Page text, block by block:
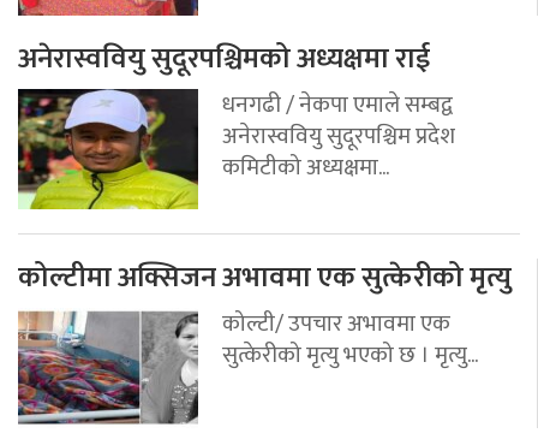
अनेरास्ववियु सुदूरपश्चिमको अध्यक्षमा राई
धनगढी / नेकपा एमाले सम्बद्व
अनेरास्ववियु सुदूरपश्चिम प्रदेश
कमिटीको अध्यक्षमा...
कोल्टीमा अक्सिजन अभावमा एक सुत्केरीको मृत्यु
कोल्टी/ उपचार अभावमा एक
सुत्केरीको मृत्यु भएको छ । मृत्यु...